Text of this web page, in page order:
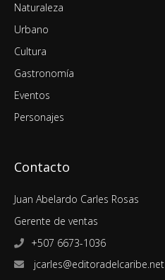
Naturaleza
Urbano
Cultura
Gastronomía
Eventos
Personajes
Contacto
Juan Abelardo Carles Rosas
Gerente de ventas
+507 6673-1036
jcarles@editoradelcaribe.net